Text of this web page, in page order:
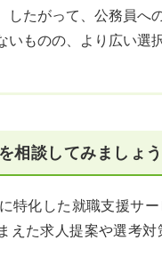
したがって、公務員へ
いものの、より広い選
相談してみましょう
特化した就職支援サ
えた求人提案や選考